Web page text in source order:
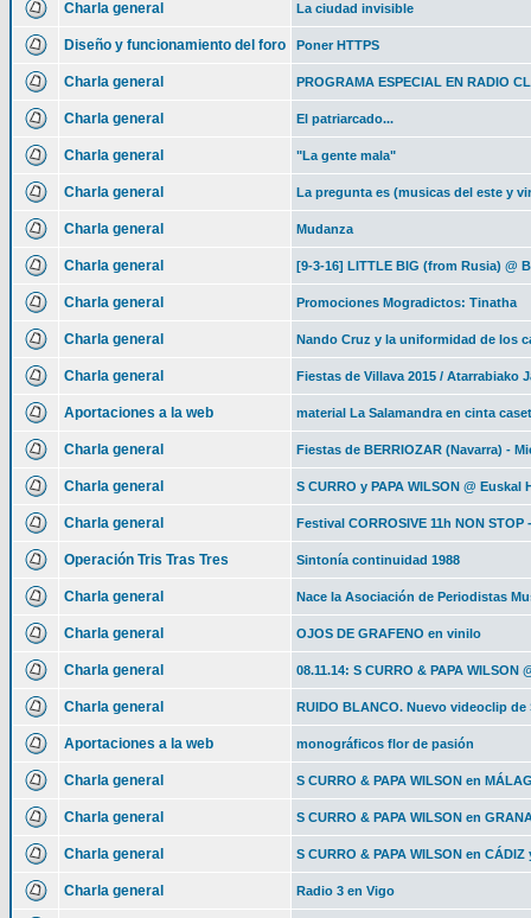
Charla general La ciudad invisible
Diseño y funcionamiento del foro Poner HTTPS
Charla general PROGRAMA ESPECIAL EN RADIO
Charla general El patriarcado...
Charla general "La gente mala"
Charla general La pregunta es (musicas del este y
Charla general Mudanza
Charla general [9-3-16] LITTLE BIG (from Rusia) @
Charla general Promociones Mogradictos: Tinatha
Charla general Nando Cruz y la uniformidad de los
Charla general Fiestas de Villava 2015 / Atarrabiako
Aportaciones a la web material La Salamandra en cinta
Charla general Fiestas de BERRIOZAR (Navarra) -
Charla general S CURRO y PAPA WILSON @ Euskal
Charla general Festival CORROSIVE 11h NON STOP
Operación Tris Tras Tres Sintonía continuidad 1988
Charla general Nace la Asociación de Periodistas
Charla general OJOS DE GRAFENO en vinilo
Charla general 08.11.14: S CURRO & PAPA WILSON
Charla general RUIDO BLANCO. Nuevo videoclip de
Aportaciones a la web monográficos flor de pasión
Charla general S CURRO & PAPA WILSON en
Charla general S CURRO & PAPA WILSON en
Charla general S CURRO & PAPA WILSON en CÁDIZ
Charla general Radio 3 en Vigo